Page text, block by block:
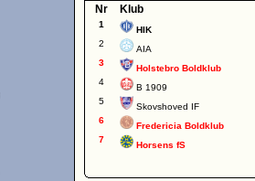
Nr
Klub
1
HIK
2
AIA
3
Holstebro Boldklub
4
B 1909
5
Skovshoved IF
6
Fredericia Boldklub
7
Horsens fS